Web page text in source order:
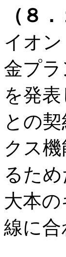
（８
イオ
金プ
を発
との
クス
るた
大本
線に